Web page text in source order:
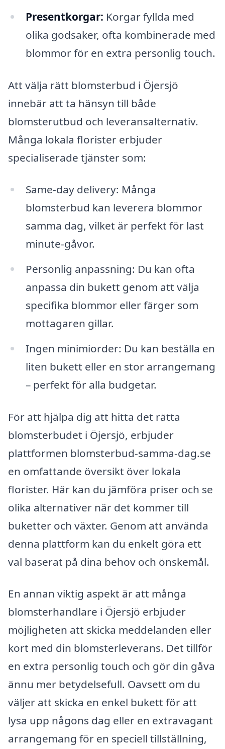
Presentkorgar: Korgar fyllda med
olika godsaker, ofta kombinerade med
blommor för en extra personlig touch.
Att välja rätt blomsterbud i Öjersjö
innebär att ta hänsyn till både
blomsterutbud och leveransalternativ.
Många lokala florister erbjuder
specialiserade tjänster som:
Same-day delivery: Många
blomsterbud kan leverera blommor
samma dag, vilket är perfekt för last
minute-gåvor.
Personlig anpassning: Du kan ofta
anpassa din bukett genom att välja
specifika blommor eller färger som
mottagaren gillar.
Ingen minimiorder: Du kan beställa en
liten bukett eller en stor arrangemang
– perfekt för alla budgetar.
För att hjälpa dig att hitta det rätta
blomsterbudet i Öjersjö, erbjuder
plattformen blomsterbud-samma-dag.se
en omfattande översikt över lokala
florister. Här kan du jämföra priser och se
olika alternativer när det kommer till
buketter och växter. Genom att använda
denna plattform kan du enkelt göra ett
val baserat på dina behov och önskemål.
En annan viktig aspekt är att många
blomsterhandlare i Öjersjö erbjuder
möjligheten att skicka meddelanden eller
kort med din blomsterleverans. Det tillför
en extra personlig touch och gör din gåva
ännu mer betydelsefull. Oavsett om du
väljer att skicka en enkel bukett för att
lysa upp någons dag eller en extravagant
arrangemang för en speciell tillställning,